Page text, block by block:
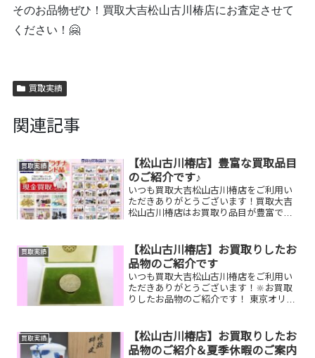
そのお品物ぜひ！買取大吉松山古川椿店にお査定させて
ください！ 🤗
買取実績
関連記事
買取実績
【松山古川椿店】豊富な買取品目
のご紹介です♪
いつも買取大吉松山古川椿店をご利用い
ただきありがとうございます！買取大吉
松山古川椿店はお買取り品目が豊富で
たものや、片手でお持ちいただけるもの
ならお買取りできるお品が...
買取実績
【松山古川椿店】お買取りしたお
品物のご紹介です
いつも買取大吉松山古川椿店をご利用い
ただきありがとうございます！🔆お買取
りしたお品物のご紹介です！ 東京オリン
品物はございませんか？そのお品物ぜ
ひ！買取大吉松山古川...
買取実績
【松山古川椿店】お買取りしたお
品物のご紹介＆夏季休暇のご案内